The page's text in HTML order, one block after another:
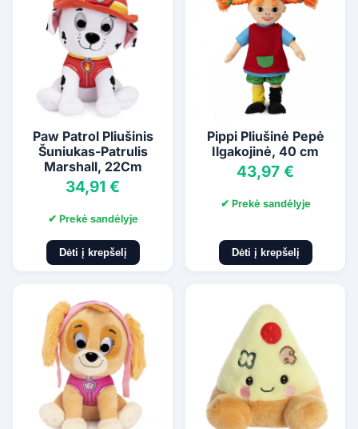
Paw Patrol Pliušinis
Šuniukas-Patrulis
Marshall, 22Cm
34,91 €
✔ Prekė sandėlyje
Dėti į krepšelį
Pippi Pliušinė Pepė
Ilgakojinė, 40 cm
43,97 €
✔ Prekė sandėlyje
Dėti į krepšelį